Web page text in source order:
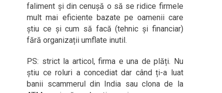
faliment și din cenușă o să se ridice firmele
mult mai eficiente bazate pe oamenii care
știu ce și cum să facă (tehnic și financiar)
fără organizații umflate inutil.
PS: strict la articol, firma e una de plăți. Nu
știu ce roluri a concediat dar când ți-a luat
banii scammerul din India sau clona de la